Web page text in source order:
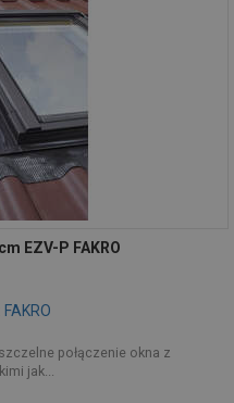
EZV-P FAKRO
FAKRO
połączenie okna z
jak...